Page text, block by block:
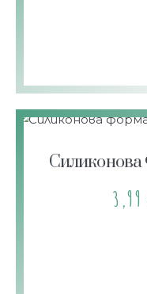
Силиконова
3,99